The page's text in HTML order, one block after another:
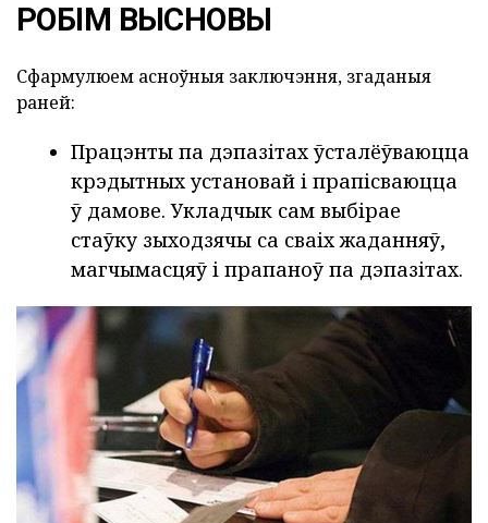
РОБІМ ВЫСНОВЫ
Сфармулюем асноўныя заключэння, згаданыя
раней:
Працэнты па дэпазітах ўсталёўваюцца
крэдытных установай і прапісваюцца
ў дамове. Укладчык сам выбірае
стаўку зыходзячы са сваіх жаданняў,
магчымасцяў і прапаноў па дэпазітах.